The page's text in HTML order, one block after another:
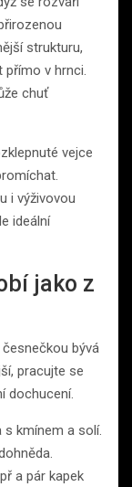
strukturu,
přímo v hrnci.
chuť
vejce
i výživovou
ideální
jako z
bývá
pracujte se
dochucení.
s kmínem a solí.
a pár kapek